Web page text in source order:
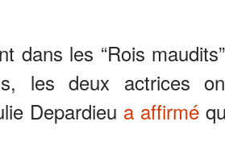
dans les “Rois
les deux actrices
Depardieu a affirmé